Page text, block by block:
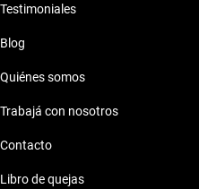
Testimoniales
Blog
Quiénes somos
Trabajá con nosotros
Contacto
Libro de quejas